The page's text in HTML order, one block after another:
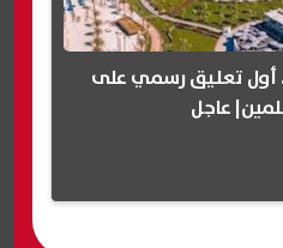
1000 دولار.. أول تعليق رسمي على
عاجل